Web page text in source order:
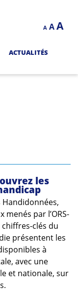
A
Decrease
font
A Reset
A
ACTUALITÉS
les
menés par l’ORS-
chiffres-clés du
présentent les
à
avec une
et nationale, sur